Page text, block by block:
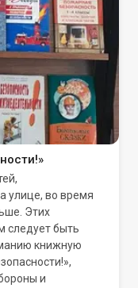
улице, во время
Этих
следует быть
книжную
и